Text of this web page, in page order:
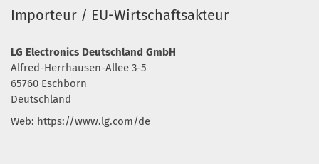
Importeur / EU-Wirtschaftsakteur
LG Electronics Deutschland GmbH
Alfred-Herrhausen-Allee 3-5
65760 Eschborn
Deutschland
Web: https://www.lg.com/de